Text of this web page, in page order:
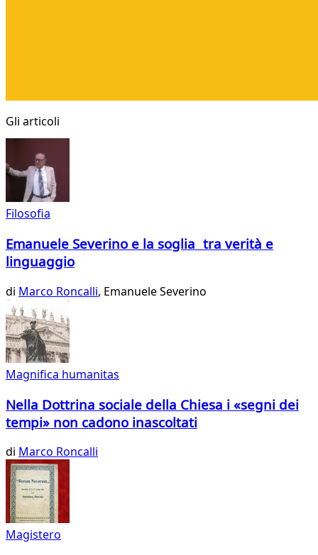
Gli articoli
Filosofia
Emanuele Severino e la soglia tra verità e
linguaggio
di Marco Roncalli, Emanuele Severino
Magnifica humanitas
Nella Dottrina sociale della Chiesa i «segni dei
tempi» non cadono inascoltati
di Marco Roncalli
Magistero